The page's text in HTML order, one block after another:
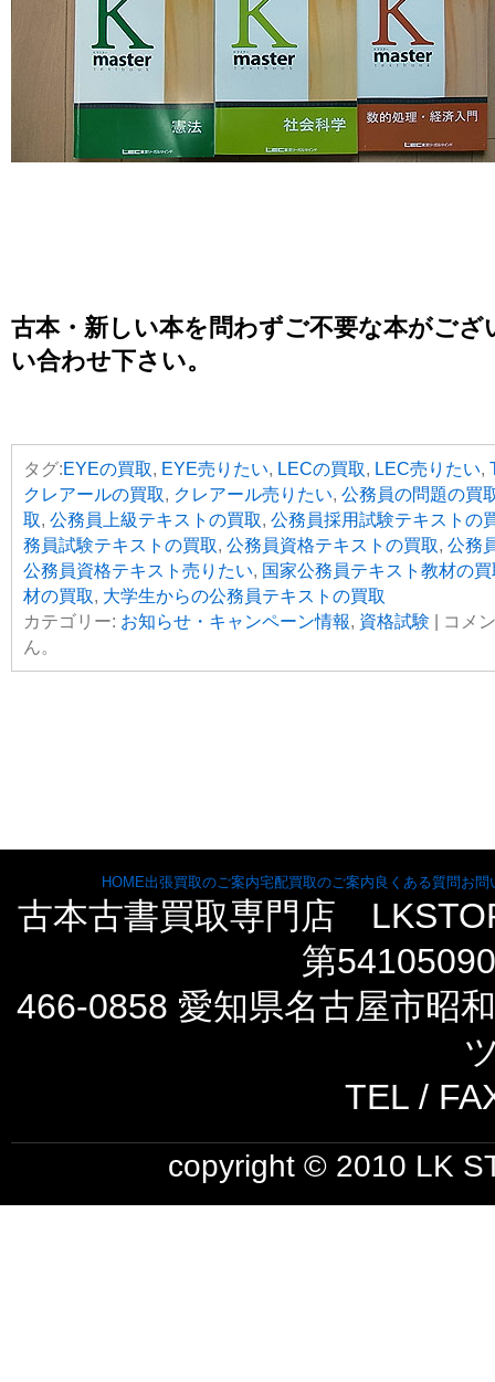
古本・新しい本を問わずご不要な本がご
い合わせ下さい。
タグ:EYEの買取, EYE売りたい, LECの買取, LEC売りたい,
クレアールの買取, クレアール売りたい, 公務員の問題の買
取, 公務員上級テキストの買取, 公務員採用試験テキストの
務員試験テキストの買取, 公務員資格テキストの買取, 公務
公務員資格テキスト売りたい, 国家公務員テキスト教材の買
材の買取, 大学生からの公務員テキストの買取
カテゴリー: お知らせ・キャンペーン情報, 資格試験
コメ
ん。
HOME出張買取のご案内宅配買取のご案内 良くある質問お問
古本古書買取専門店
第
466-0858 愛知県名古屋市昭
TEL /
copyright © 2010 LK